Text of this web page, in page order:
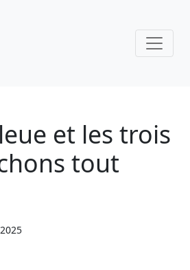
et les trois
tout